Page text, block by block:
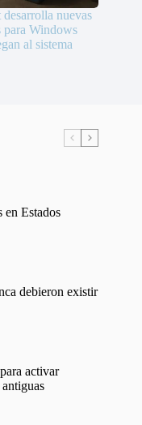
nuevas
para Windows
al sistema
en Estados
debieron existir
activar